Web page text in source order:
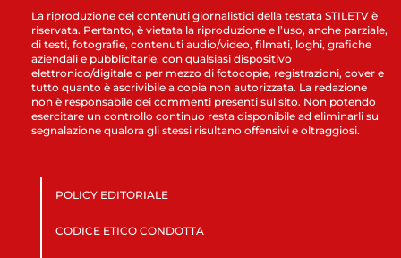
La riproduzione dei contenuti giornalistici della testata STILETV è
riservata. Pertanto, è vietata la riproduzione e l’uso, anche parziale,
di testi, fotografie, contenuti audio/video, filmati, loghi, grafiche
aziendali e pubblicitarie, con qualsiasi dispositivo
elettronico/digitale o per mezzo di fotocopie, registrazioni, cover e
tutto quanto è ascrivibile a copia non autorizzata. La redazione
non è responsabile dei commenti presenti sul sito. Non potendo
esercitare un controllo continuo resta disponibile ad eliminarli su
segnalazione qualora gli stessi risultano offensivi e oltraggiosi.
POLICY EDITORIALE
CODICE ETICO CONDOTTA